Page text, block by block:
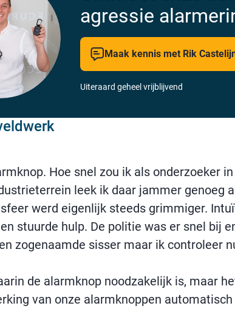
agressie
Maak kennis met Rik
Uiteraard geheel vrijblijvend
Hoe snel zou ik als onderzoeker
leek ik daar jammer genoeg
werd eigenlijk steeds grimmiger.
stuurde hulp. De politie was er snel bij
zogenaamde sisser maar ik controleer
de alarmknop noodzakelijk is, maar
van onze alarmknoppen